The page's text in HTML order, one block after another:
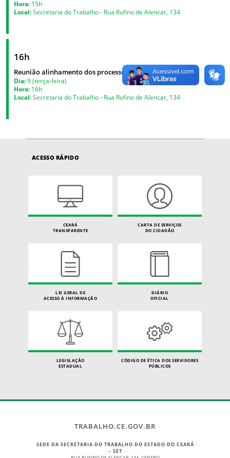
Hora: 15h
Local:Secretaria do Trabalho - Rua Rufino de Alencar, 134
16h
Reunião alinhamento dos processos
Dia:9 (terça-feira)
Hora: 16h
Local:Secretaria do Trabalho - Rua Rufino de Alencar, 134
ACESSO RÁPIDO
CEARÁ
TRANSPARENTE
CARTA DE SERVIÇOS
DO CIDADÃO
LEI GERAL DE
ACESSO À INFORMAÇÃO
DIÁRIO
OFICIAL
LEGISLAÇÃO
ESTADUAL
CÓDIGO DE ÉTICA DOS SERVIDORES
PÚBLICOS
TRABALHO.CE.GOV.BR
SEDE DA SECRETARIA DO TRABALHO DO ESTADO DO CEARÁ
– SET